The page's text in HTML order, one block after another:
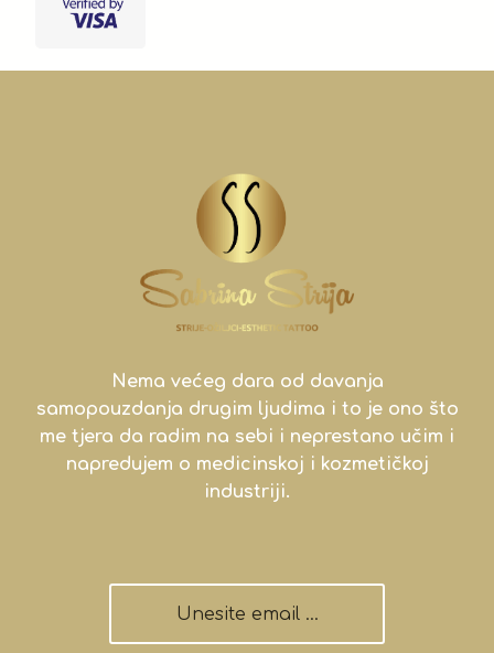
Nema većeg dara od davanja
samopouzdanja drugim ljudima i to je ono što
me tjera da radim na sebi i neprestano učim i
napredujem o medicinskoj i kozmetičkoj
industriji.